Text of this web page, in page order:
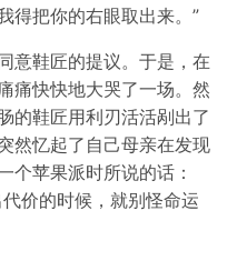
得把你的右眼取出来。”
意鞋匠的提议。于是，在
痛快快地大哭了一场。然
的鞋匠用利刃活活剐出了
然忆起了自己母亲在发现
个苹果派时所说的话：
价的时候，就别怪命运